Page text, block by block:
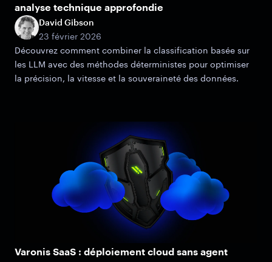
analyse technique approfondie
David Gibson
23 février 2026
Découvrez comment combiner la classification basée sur
les LLM avec des méthodes déterministes pour optimiser
la précision, la vitesse et la souveraineté des données.
Varonis SaaS : déploiement cloud sans agent